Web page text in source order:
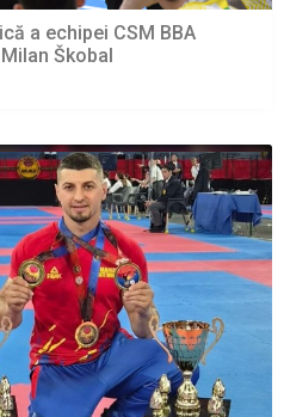
a echipei CSM BBA
Škobal